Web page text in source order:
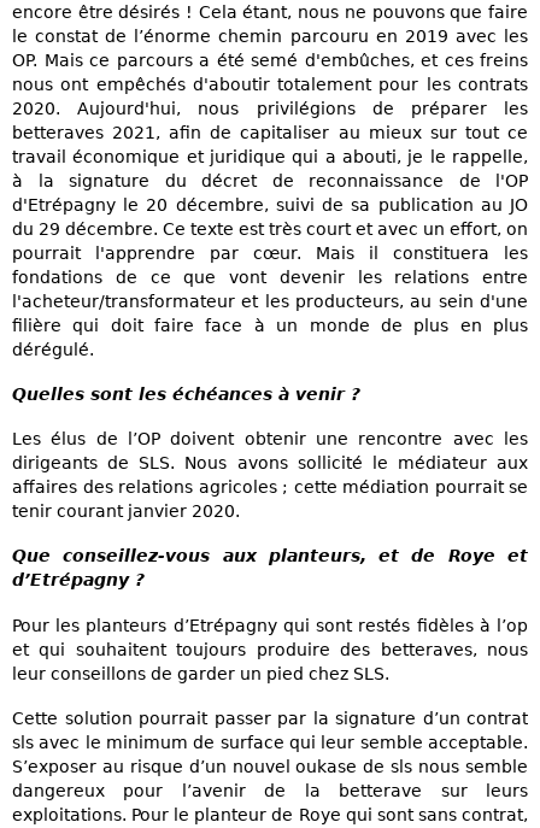
encore être désirés ! Cela étant, nous ne pouvons que faire
le constat de l’énorme chemin parcouru en 2019 avec les
OP. Mais ce parcours a été semé d'embûches, et ces freins
nous ont empêchés d'aboutir totalement pour les contrats
2020. Aujourd'hui, nous privilégions de préparer les
betteraves 2021, afin de capitaliser au mieux sur tout ce
travail économique et juridique qui a abouti, je le rappelle,
à la signature du décret de reconnaissance de l'OP
d'Etrépagny le 20 décembre, suivi de sa publication au JO
du 29 décembre. Ce texte est très court et avec un effort, on
pourrait l'apprendre par cœur. Mais il constituera les
fondations de ce que vont devenir les relations entre
l'acheteur/transformateur et les producteurs, au sein d'une
filière qui doit faire face à un monde de plus en plus
dérégulé.
Quelles sont les échéances à venir ?
Les élus de l’OP doivent obtenir une rencontre avec les
dirigeants de SLS. Nous avons sollicité le médiateur aux
affaires des relations agricoles ; cette médiation pourrait se
tenir courant janvier 2020.
Que conseillez-vous aux planteurs, et de Roye et
d’Etrépagny ?
Pour les planteurs d’Etrépagny qui sont restés fidèles à l’op
et qui souhaitent toujours produire des betteraves, nous
leur conseillons de garder un pied chez SLS.
Cette solution pourrait passer par la signature d’un contrat
sls avec le minimum de surface qui leur semble acceptable.
S’exposer au risque d’un nouvel oukase de sls nous semble
dangereux pour l’avenir de la betterave sur leurs
exploitations. Pour le planteur de Roye qui sont sans contrat,